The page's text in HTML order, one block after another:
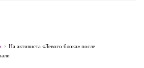
На активиста «Левого блока» после